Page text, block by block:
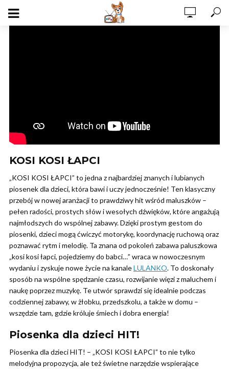
KOSI KOSI ŁAPCI
„KOSI KOSI ŁAPCI” to jedna z najbardziej znanych i lubianych
piosenek dla dzieci, która bawi i uczy jednocześnie! Ten klasyczny
przebój w nowej aranżacji to prawdziwy hit wśród maluszków –
pełen radości, prostych słów i wesołych dźwięków, które angażują
najmłodszych do wspólnej zabawy. Dzięki prostym gestom do
piosenki, dzieci mogą ćwiczyć motorykę, koordynację ruchową oraz
poznawać rytm i melodię. Ta znana od pokoleń zabawa paluszkowa
„kosi kosi łapci, pojedziemy do babci…” wraca w nowoczesnym
wydaniu i zyskuje nowe życie na kanaleLULANKO. To doskonały
sposób na wspólne spędzanie czasu, rozwijanie więzi z maluchem i
naukę poprzez muzykę. Te utwór sprawdzi się idealnie podczas
codziennej zabawy, w żłobku, przedszkolu, a także w domu –
wszędzie tam, gdzie króluje śmiech i dobra energia!
Piosenka dla dzieci HIT!
Piosenka dla dzieci HIT! – „KOSI KOSI ŁAPCI” to nie tylko
melodyjna propozycja, ale też świetne narzędzie wspierające